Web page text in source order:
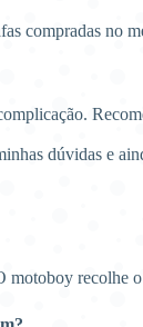
compradas no
dúvidas e
motoboy